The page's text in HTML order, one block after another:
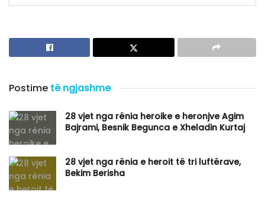
Postime të ngjashme
​28 vjet nga rënia heroike e heronjve Agim
Bajrami, Besnik Begunca e Xheladin Kurtaj
28 vjet nga rënia e heroit të tri luftërave,
Bekim Berisha